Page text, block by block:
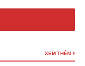
XEM THÊM